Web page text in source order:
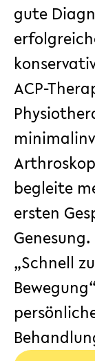
gute
ACP-
begleite
ersten
Genesung.
„Schnell